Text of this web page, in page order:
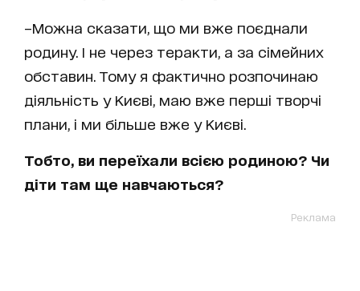
–Можна сказати, що ми вже поєднали
родину. І не через теракти, а за сімейних
обставин. Тому я фактично розпочинаю
діяльність у Києві, маю вже перші творчі
плани, і ми більше вже у Києві.
Тобто, ви переїхали всією родиною? Чи
діти там ще навчаються?
Реклама